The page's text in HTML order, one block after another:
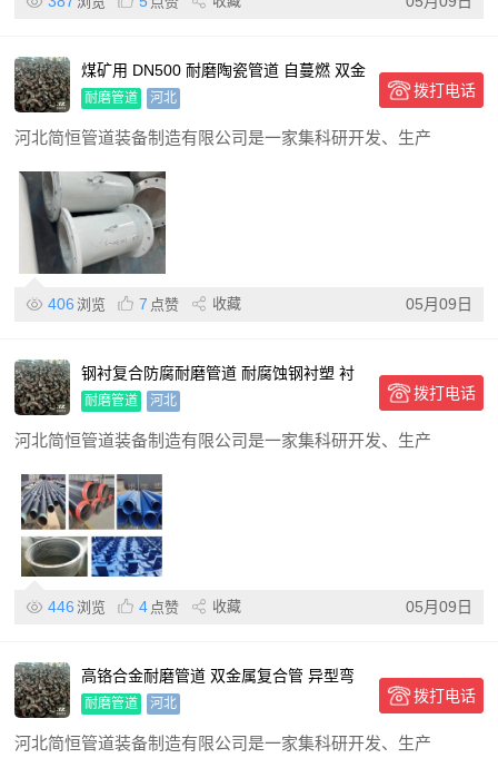
煤矿用 DN500 耐磨陶瓷管道 自蔓燃 双金
属 输送钢管
耐磨管道 河北 拨打电话
河北简恒管道装备制造有限公司是一家集科研开发、生产
406 浏览 7 点赞 收藏 05月09日
钢衬复合防腐耐磨管道 耐腐蚀钢衬塑 衬
胶衬塑三通
耐磨管道 河北 拨打电话
河北简恒管道装备制造有限公司是一家集科研开发、生产
446 浏览 4 点赞 收藏 05月09日
高铬合金耐磨管道 双金属复合管 异型弯
头按需定制
耐磨管道 河北 拨打电话
河北简恒管道装备制造有限公司是一家集科研开发、生产